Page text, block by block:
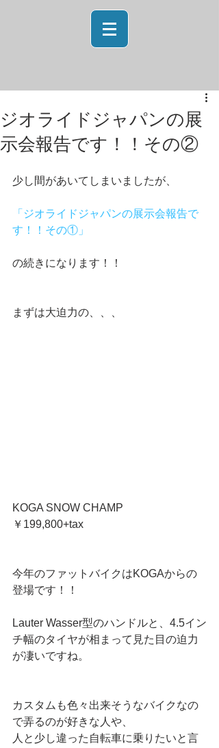
ジオライドジャパンの展
示会報告です！！その②
少し間があいてしまいましたが、
「ジオライドジャパンの展示会報告で
す！！その①」
の続きになります！！
まずは大迫力の、、、
KOGA SNOW CHAMP
￥199,800+tax
今年のファットバイクはKOGAからの
登場です！！
Lauter Wasser型のハンドルと、4.5イン
チ幅のタイヤが相まって見た目の迫力
が凄いですね。
カスタムも色々出来そうなバイクなの
で弄るのが好きな人や、
人と少し違った自転車に乗りたいと言